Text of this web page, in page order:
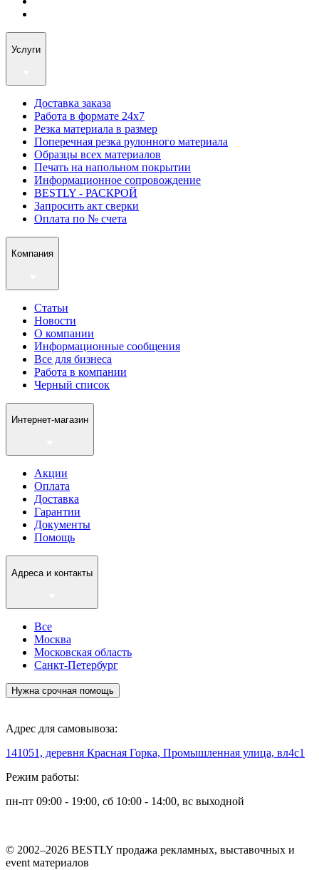
Услуги
Доставка заказа
Работа в формате 24х7
Резка материала в размер
Поперечная резка рулонного материала
Образцы всех материалов
Печать на напольном покрытии
Информационное сопровождение
BESTLY - РАСКРОЙ
Запросить акт сверки
Оплата по № счета
Компания
Статьи
Новости
О компании
Информационные сообщения
Все для бизнеса
Работа в компании
Черный список
Интернет-магазин
Акции
Оплата
Доставка
Гарантии
Документы
Помощь
Адреса и контакты
Все
Москва
Московская область
Санкт-Петербург
Нужна срочная помощь
Адрес для самовывоза:
141051, деревня Красная Горка, Промышленная улица, вл4с1
Режим работы:
пн-пт 09:00 - 19:00, сб 10:00 - 14:00, вс выходной
© 2002–2026 BESTLY продажа рекламных, выставочных и
event материалов